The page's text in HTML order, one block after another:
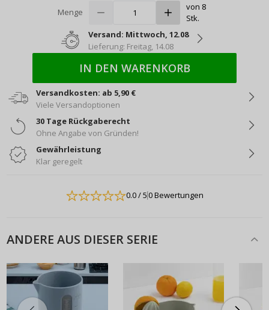
Menge
von 8
Stk.
Versand: Mittwoch, 12.08
Lieferung: Freitag, 14.08
IN DEN WARENKORB
Versandkosten: ab 5,90 €
Viele Versandoptionen
30 Tage Rückgaberecht
Ohne Angabe von Gründen!
Gewährleistung
Klar geregelt
0.0/ 50 Bewertungen
ANDERE AUS DIESER SERIE